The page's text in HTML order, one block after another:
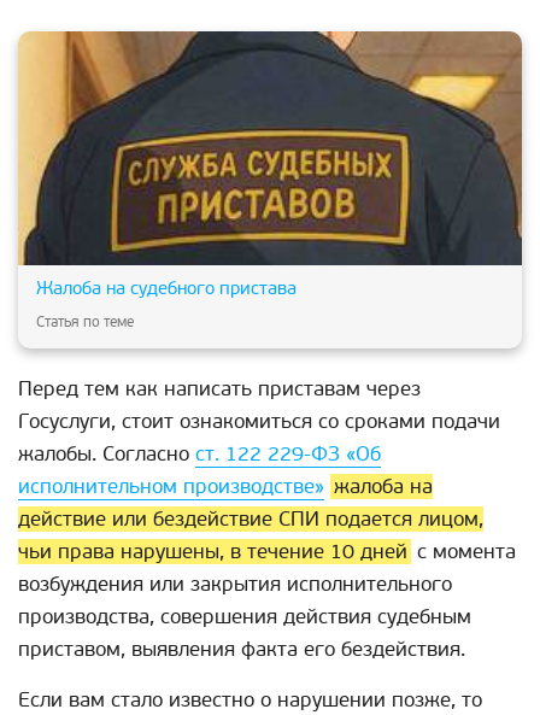
Жалоба на судебного пристава
Статья по теме
Перед тем как написать приставам через
Госуслуги, стоит ознакомиться со сроками подачи
жалобы. Согласно ст. 122 229-ФЗ «Об
исполнительном производстве» жалоба на
действие или бездействие СПИ подается лицом,
чьи права нарушены, в течение 10 дней с момента
возбуждения или закрытия исполнительного
производства, совершения действия судебным
приставом, выявления факта его бездействия.
Если вам стало известно о нарушении позже, то